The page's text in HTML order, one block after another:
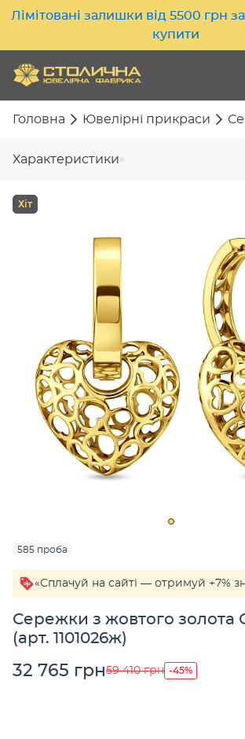
Лімітовані залишки від 5500 грн
купити
Головна Ювелірні прикраси
Характеристики
Хіт
585 проба
«Сплачуй на сайті — отримуй +7%
Сережки з жовтого золота
(арт. 1101026ж)
32 765 грн59 410 грн -45%